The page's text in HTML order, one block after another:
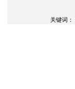
关键词：